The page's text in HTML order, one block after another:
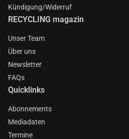
Kündigung/Widerruf
RECYCLING magazin
Unser Team
Über uns
Newsletter
FAQs
Quicklinks
Abonnements
Mediadaten
Termine